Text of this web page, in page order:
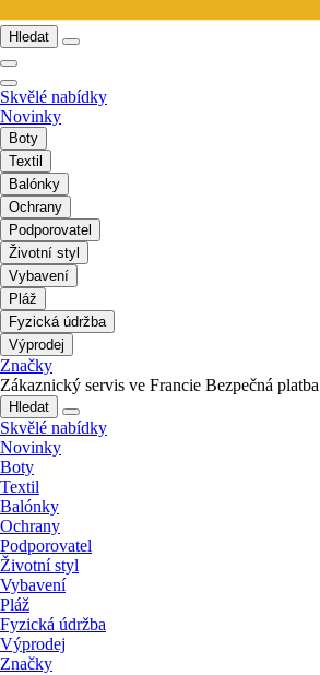
Hledat
Skvělé nabídky
Novinky
Boty
Textil
Balónky
Ochrany
Podporovatel
Životní styl
Vybavení
Pláž
Fyzická údržba
Výprodej
Značky
Zákaznický servis ve Francie Bezpečná platba
Hledat
Skvělé nabídky
Novinky
Boty
Textil
Balónky
Ochrany
Podporovatel
Životní styl
Vybavení
Pláž
Fyzická údržba
Výprodej
Značky